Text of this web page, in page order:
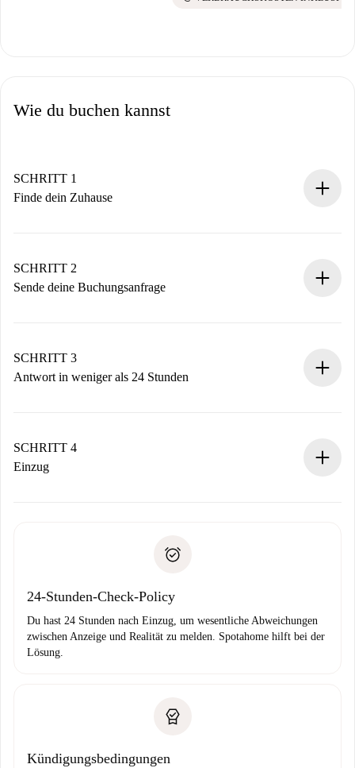
Wie du buchen kannst
SCHRITT 1
Finde dein Zuhause
Du erhältst alle notwendigen Informationen im Voraus.
SCHRITT 2
Sende deine Buchungsanfrage
Denk daran, dass wir dich erst belasten, wenn der
Vermieter zustimmt.
SCHRITT 3
Antwort in weniger als 24 Stunden
stellen den Kontakt her.
Wenn der Vermieter ablehnen muss, entstehen keine
SCHRITT 4
Einzug
24-Stunden-Check-Policy
Du hast 24 Stunden nach Einzug, um wesentliche Abweichungen
zwischen Anzeige und Realität zu melden. Spotahome hilft bei der
Lösung.
Kündigungsbedingungen